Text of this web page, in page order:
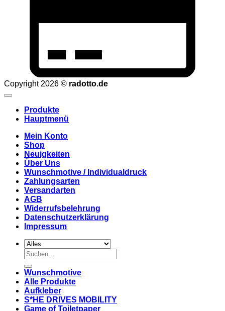
Copyright 2026 © radotto.de
Produkte
Hauptmenü
Mein Konto
Shop
Neuigkeiten
Über Uns
Wunschmotive / Individualdruck
Zahlungsarten
Versandarten
AGB
Widerrufsbelehrung
Datenschutzerklärung
Impressum
Suchen
nach:
Wunschmotive
Alle Produkte
Aufkleber
S*HE DRIVES MOBILITY
Game of Toiletpaper